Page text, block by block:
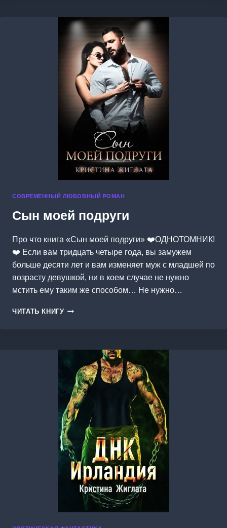
СОВРЕМЕННЫЙ ЛЮБОВНЫЙ РОМАН
Сын моей подруги
Про что книга «Сын моей подруги» ❤️ОДНОТОМНИК!
❤️ Если вам тридцать четыре года, вы замужем
больше десяти лет и вам изменяет муж с младшей по
возрасту девушкой, ни в коем случае не нужно
мстить ему таким же способом… Не нужно…
ЧИТАТЬ КНИГУ СЫН